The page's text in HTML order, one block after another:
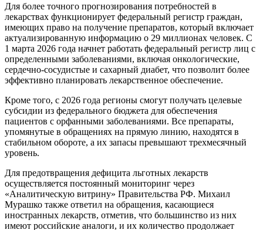
Для более точного прогнозирования потребностей в
лекарствах функционирует федеральный регистр граждан,
имеющих право на получение препаратов, который включает
актуализированную информацию о 29 миллионах человек. С
1 марта 2026 года начнет работать федеральный регистр лиц с
определенными заболеваниями, включая онкологические,
сердечно-сосудистые и сахарный диабет, что позволит более
эффективно планировать лекарственное обеспечение.
Кроме того, с 2026 года регионы смогут получать целевые
субсидии из федерального бюджета для обеспечения
пациентов с орфанными заболеваниями. Все препараты,
упомянутые в обращениях на прямую линию, находятся в
стабильном обороте, а их запасы превышают трехмесячный
уровень.
Для предотвращения дефицита льготных лекарств
осуществляется постоянный мониторинг через
«Аналитическую витрину» Правительства РФ. Михаил
Мурашко также ответил на обращения, касающиеся
иностранных лекарств, отметив, что большинство из них
имеют российские аналоги, и их количество продолжает